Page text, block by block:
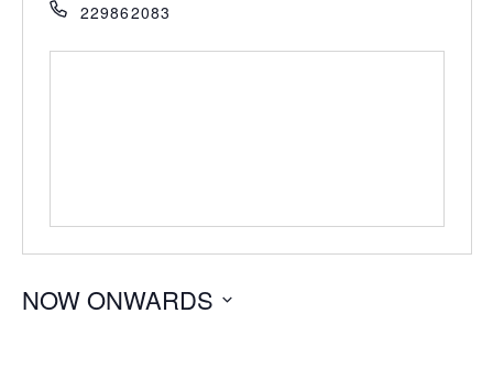
229862083
NOW ONWARDS